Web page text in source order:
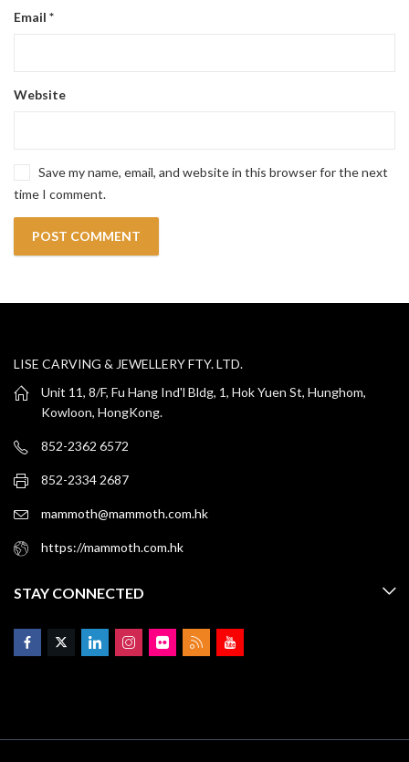
Email *
Website
Save my name, email, and website in this browser for the next
time I comment.
LISE CARVING & JEWELLERY FTY. LTD.
Unit 11, 8/F, Fu Hang Ind'l Bldg, 1, Hok Yuen St, Hunghom,
Kowloon, HongKong.
852-2362 6572
852-2334 2687
mammoth@mammoth.com.hk
https://mammoth.com.hk
STAY CONNECTED